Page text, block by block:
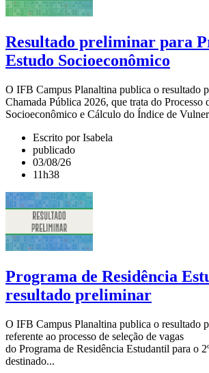
Resultado preliminar para
Estudo Socioeconômico
O IFB Campus Planaltina publica o resultado
Chamada Pública 2026, que trata do Processo
Socioeconômico e Cálculo do Índice de
Escrito por Isabela
publicado
03/08/26
11h38
Programa de Residência
resultado preliminar
O IFB Campus Planaltina publica o resultado
referente ao processo de seleção de vagas
do Programa de Residência Estudantil para o
destinado...